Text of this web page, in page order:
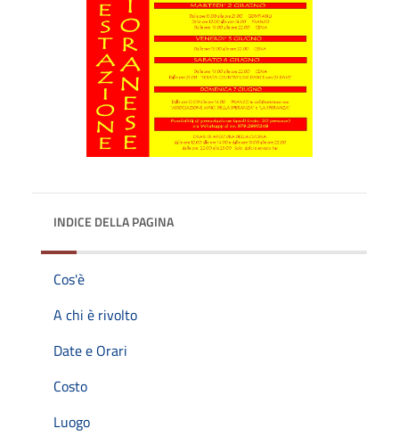
INDICE DELLA PAGINA
Cos'è
A chi è rivolto
Date e Orari
Costo
Luogo